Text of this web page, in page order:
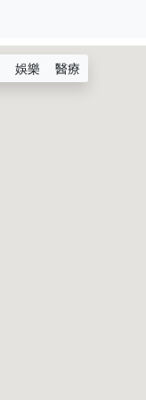
娛樂 醫療